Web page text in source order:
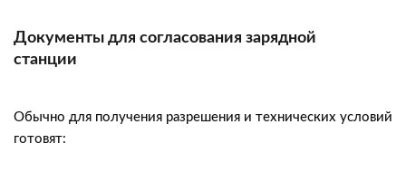
Документы для согласования зарядной
станции
Обычно для получения разрешения и технических условий
готовят: